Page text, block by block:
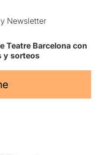
Newsletter
Teatre Barcelona con
y sorteos